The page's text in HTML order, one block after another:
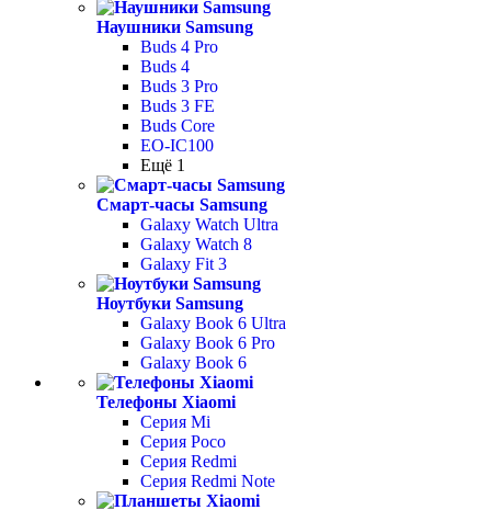
Наушники Samsung
Buds 4 Pro
Buds 4
Buds 3 Pro
Buds 3 FE
Buds Core
EO-IC100
Ещё 1
Смарт-часы Samsung
Galaxy Watch Ultra
Galaxy Watch 8
Galaxy Fit 3
Ноутбуки Samsung
Galaxy Book 6 Ultra
Galaxy Book 6 Pro
Galaxy Book 6
Телефоны Xiaomi
Серия Mi
Серия Poco
Серия Redmi
Серия Redmi Note